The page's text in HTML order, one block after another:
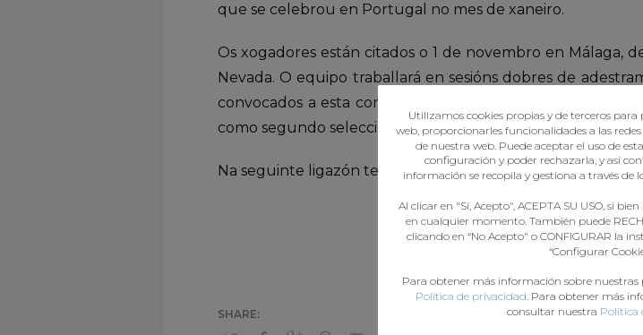
que se celebrou en Portugal no mes de xaneiro.
Os xogadores están citados o 1 de novembro en Málaga,
Nevada. O equipo traballará en sesións dobres de
convocados a esta concentración os xogadores do BM
como segundo seleccionador, Nacho Moyano, adestrador
Na seguinte ligazón tedes a convocatoria e o plan de
Utilizamos cookies propias y de terceros
web, proporcionarles funcionalidades a las
de nuestra web. Puede aceptar el uso de
configuración y poder rechazarla, y así
información se recopila y gestiona a través de
Al clicar en "Sí, Acepto", ACEPTA SU USO, si
en cualquier momento. También puede
clicando en “No Acepto" o CONFIGURAR la
“Configurar
Para obtener más información sobre nuestras
Política de privacidad. Para obtener más
consultar nuestra Política